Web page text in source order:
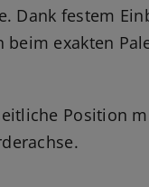
Dank festem
exakten
Position